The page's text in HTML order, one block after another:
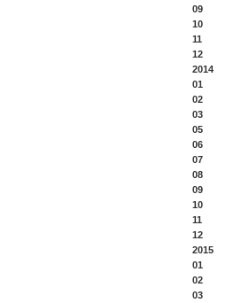
09
10
11
12
2014
01
02
03
05
06
07
08
09
10
11
12
2015
01
02
03